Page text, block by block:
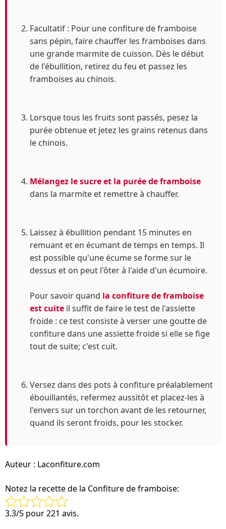
Facultatif : Pour une confiture de framboise
sans pépin, faire chauffer les framboises dans
une grande marmite de cuisson. Dès le début
de l'ébullition, retirez du feu et passez les
framboises au chinois.
Lorsque tous les fruits sont passés, pesez la
purée obtenue et jetez les grains retenus dans
le chinois.
Mélangez le sucre et la purée de framboise
dans la marmite et remettre à chauffer.
Laissez à ébullition pendant 15 minutes en
remuant et en écumant de temps en temps. Il
est possible qu'une écume se forme sur le
dessus et on peut l'ôter à l'aide d'un écumoire.
Pour savoir quand la confiture de framboise
est cuite il suffit de faire le test de l'assiette
froide : ce test consiste à verser une goutte de
confiture dans une assiette froide si elle se fige
tout de suite; c'est cuit.
Versez dans des pots à confiture préalablement
ébouillantés, refermez aussitôt et placez-les à
l'envers sur un torchon avant de les retourner,
quand ils seront froids, pour les stocker.
Auteur : Laconfiture.com
Notez la recette de la Confiture de framboise:
3.3/5 pour221 avis.